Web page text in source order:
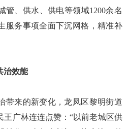
管、供水、供电等领域1200余名
服务事项全面下沉网格，精准补
治效能
来的新变化，龙凤区黎明街道
王广林连连点赞：“以前老城区供